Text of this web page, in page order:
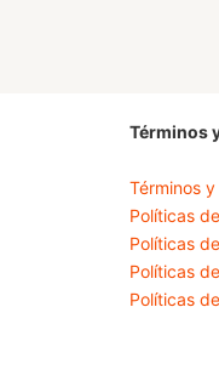
Términos
Términos
Políticas
Políticas
Políticas
Políticas